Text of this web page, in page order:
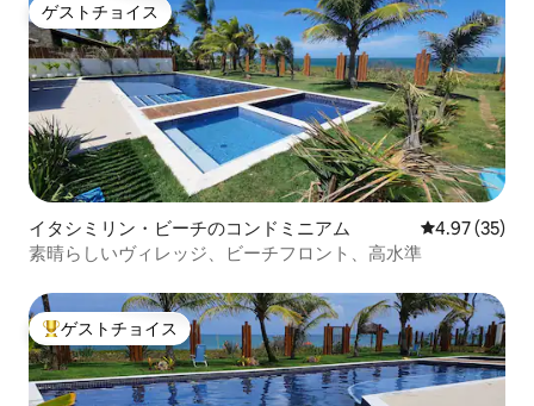
ゲストチョイス
ゲストチョイス
イタシミリン・ビーチのコンドミニアム レビュー35
4.97 (35)
素晴らしいヴィレッジ、ビーチフロント、高水準
大好評のゲストチョイスです。
ゲストチョイス